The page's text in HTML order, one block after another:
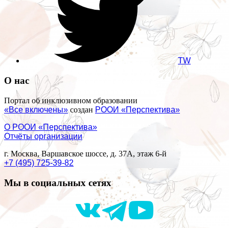
TW
О нас
Портал об инклюзивном образовании
«Все включены»создан РООИ «Перспектива»
О РООИ «Перспектива»
Отчёты организации
г. Москва, Варшавское шоссе, д. 37А, этаж 6-й
+7 (495) 725-39-82
Мы в социальных сетях